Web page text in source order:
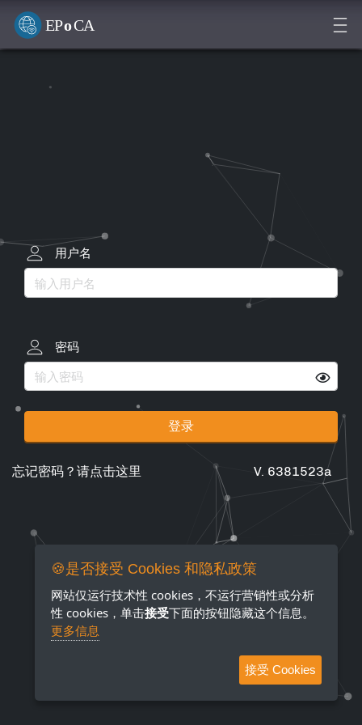
用户名
密码
登录
忘记密码？请点击这里 V. 6381523a
🍪是否接受 Cookies 和隐私政策
网站仅运行技术性 cookies，不运行营销性或分析
性 cookies，单击接受下面的按钮隐藏这个信息。
更多信息
接受 Cookies